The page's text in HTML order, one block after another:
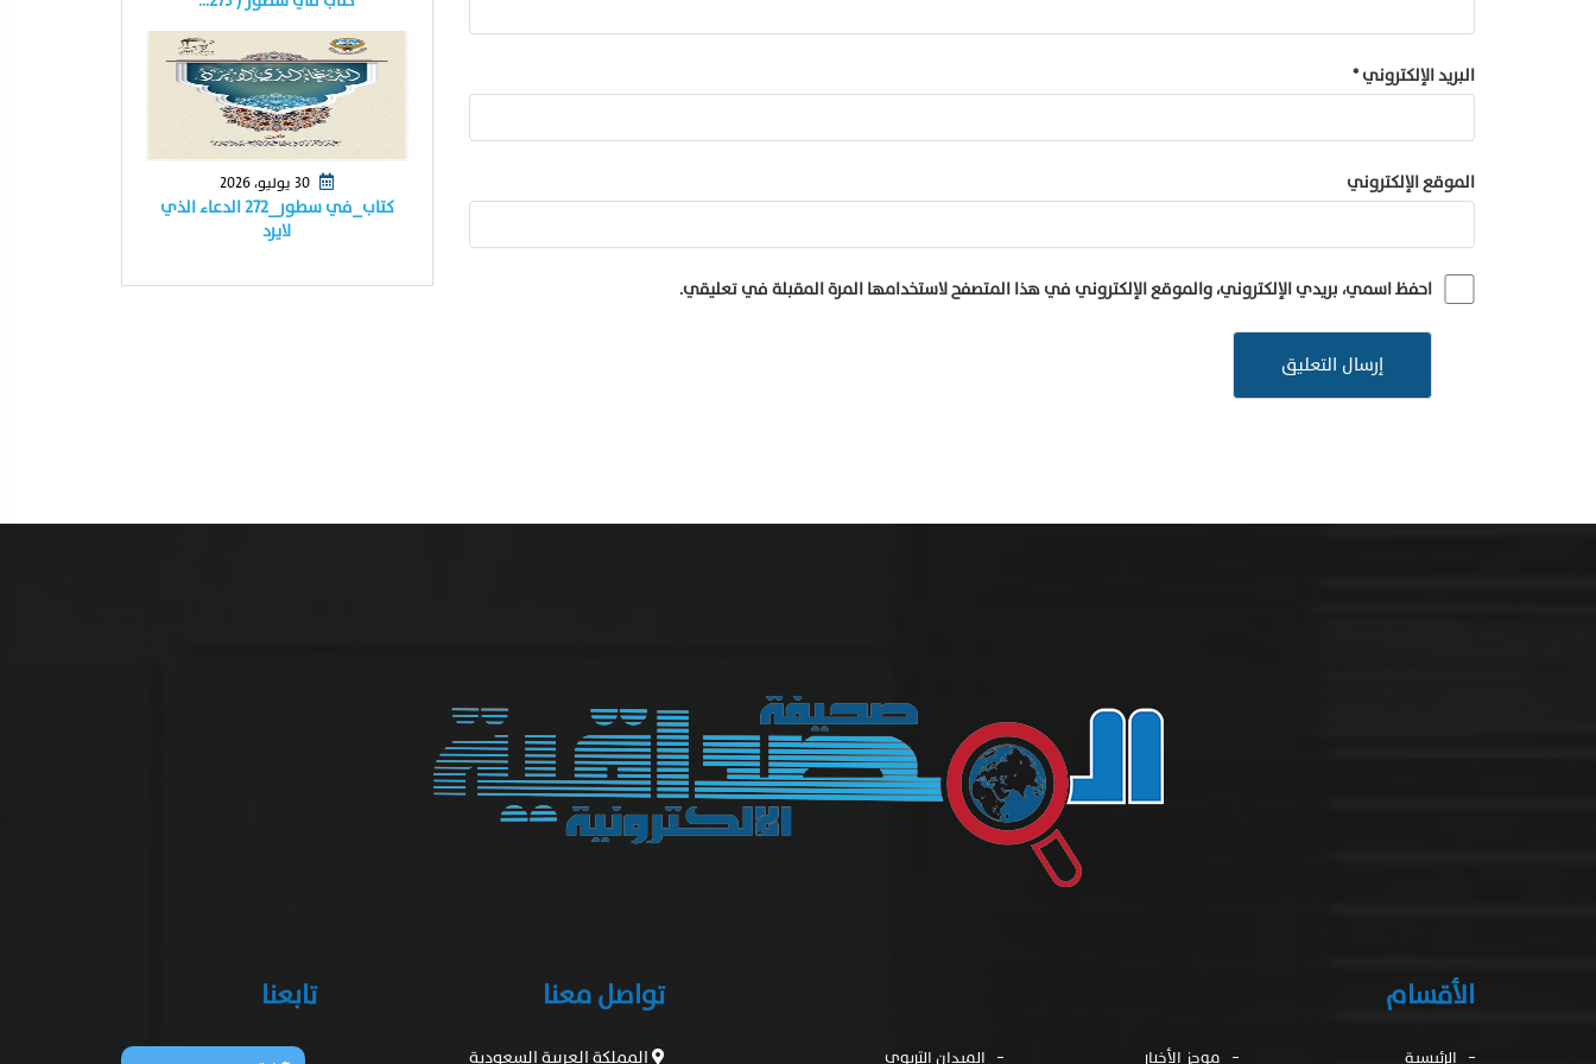
البريد الإلكتروني*
الموقع الإلكتروني
احفظ اسمي، بريدي الإلكتروني، والموقع الإلكتروني في هذا المتصفح لاستخدامها المرة المقبلة في تعليقي.
كتاب_في سطور_٢٧٢ الدعاء الذي
لايرد
الأقسام
الرئيسية موجز الأخبار الميدان التربوى
تواصل معنا
المملكة العربية السعودية
تابعنا